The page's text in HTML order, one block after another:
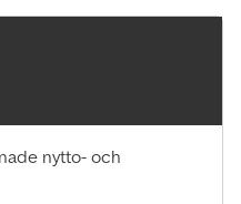
nytto- och